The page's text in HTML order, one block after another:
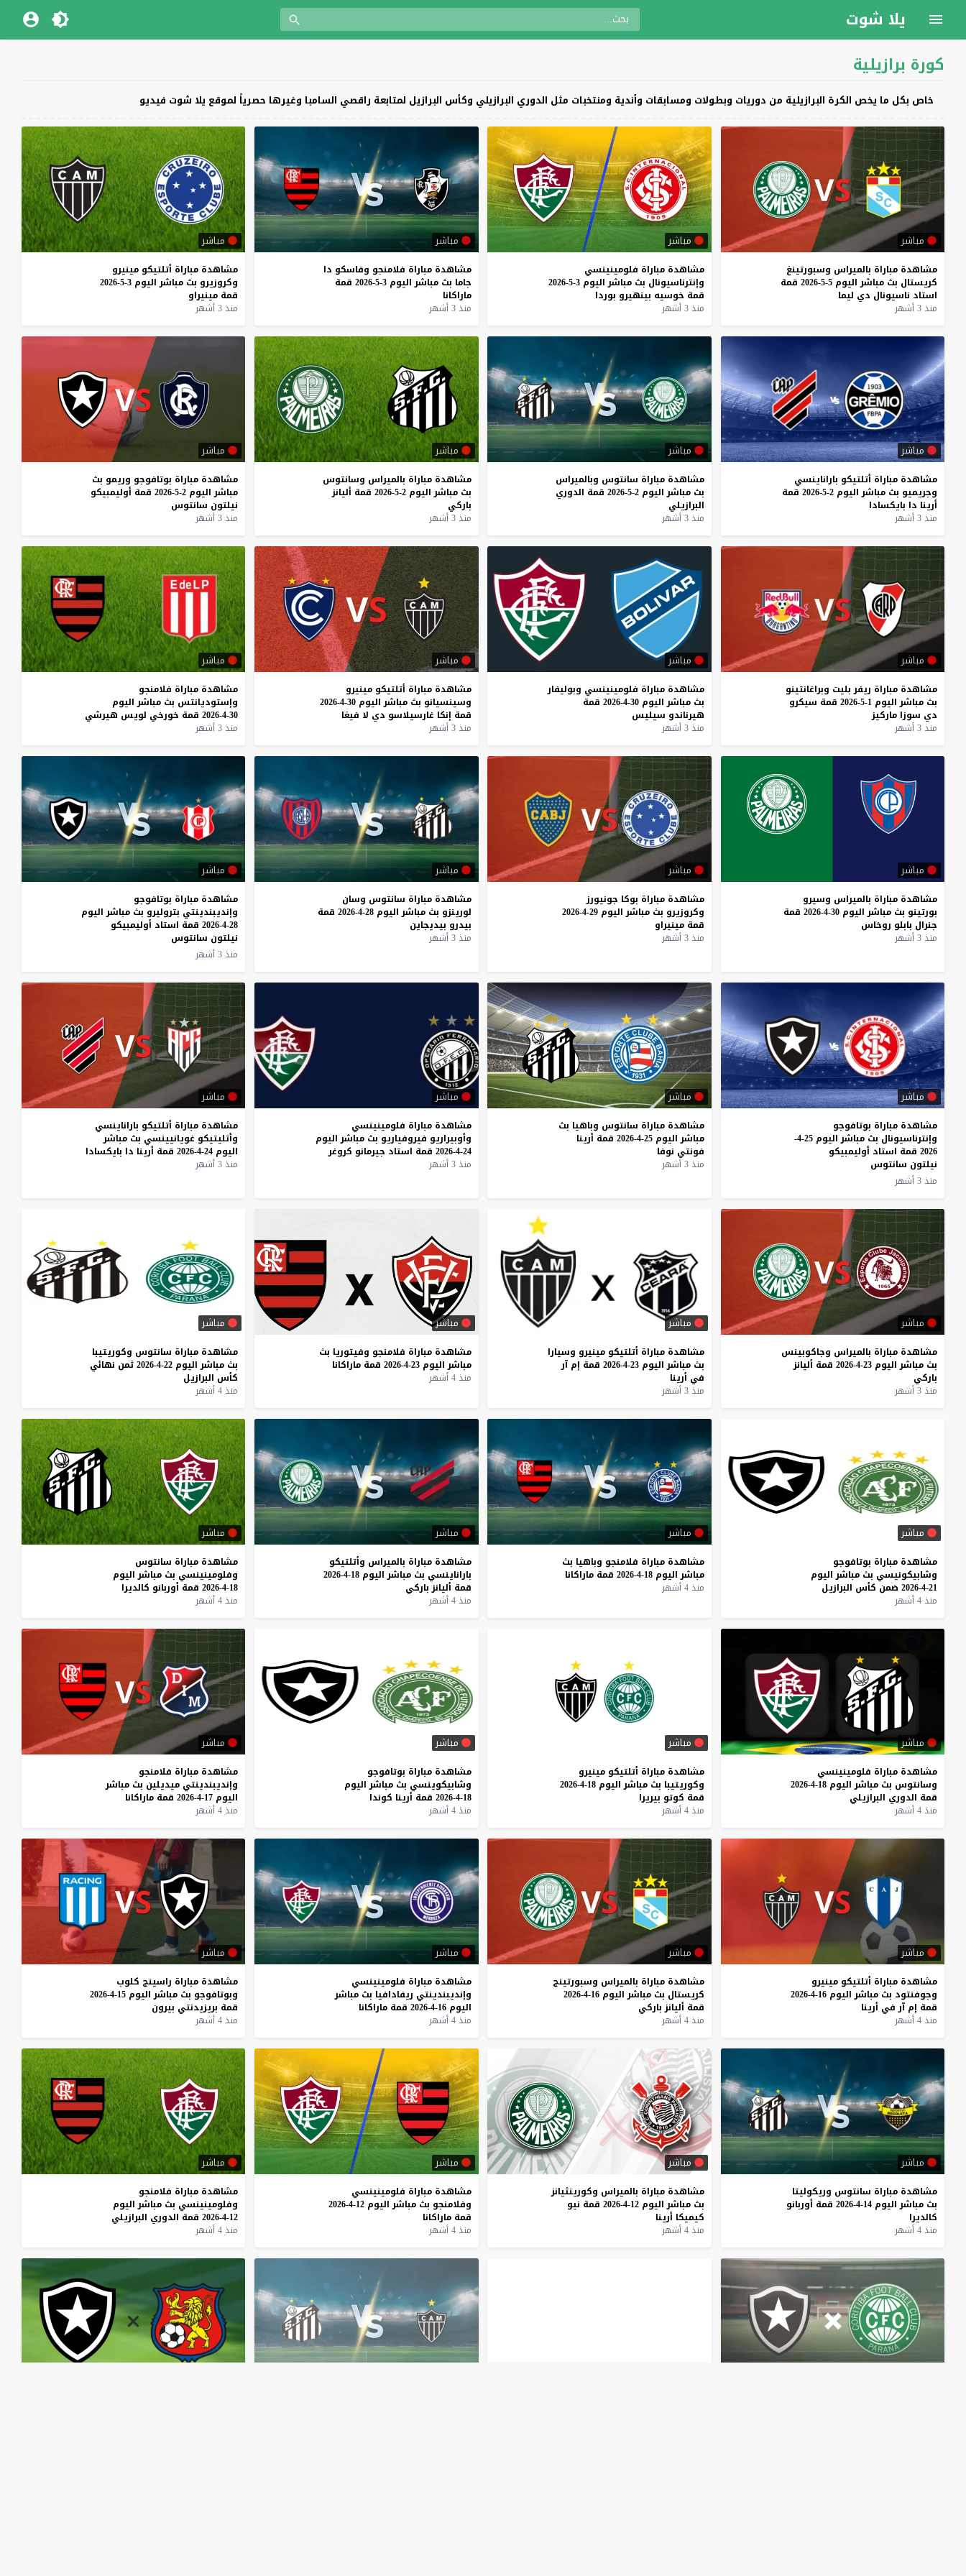
يلا شوت
كورة برازيلية
خاص بكل ما يخص الكرة البرازيلية من دوريات وبطولات ومسابقات وأندية ومنتخبات مثل الدوري البرازيلي وكأس البرازيل لمتابعة راقصي السامبا وغيرها حصرياً لموقع يلا شوت فيديو
مباشر
مشاهدة مباراة بالميراس وسبورتينغ
كريستال بث مباشر اليوم 5-5-2026
قمة
استاد ناسيونال دي ليما
منذ 3 أشهر
مباشر
مشاهدة مباراة فلومينينسي
وإنترناسيونال بث مباشر اليوم 3-5-2026
قمة خوسيه بينهيرو بوردا
منذ 3 أشهر
مباشر
مشاهدة مباراة فلامنجو وفاسكو دا
جاما بث مباشر اليوم 3-5-2026
قمة
ماراكانا
منذ 3 أشهر
مباشر
مشاهدة مباراة أتلتيكو مينيرو
وكروزيرو بث مباشر اليوم 3-5-2026
قمة مينيراو
منذ 3 أشهر
مباشر
مشاهدة مباراة أتلتيكو باراناينسي
وجريميو بث مباشر اليوم 2-5-2026
قمة
أرينا دا بايكسادا
منذ 3 أشهر
مباشر
مشاهدة مباراة سانتوس وبالميراس
بث مباشر اليوم 2-5-2026 قمة الدوري
البرازيلي
منذ 3 أشهر
مباشر
مشاهدة مباراة بالميراس وسانتوس
بث مباشر اليوم 2-5-2026 قمة أليانز
باركي
منذ 3 أشهر
مباشر
مشاهدة مباراة بوتافوجو وريمو بث
مباشر اليوم 2-5-2026 قمة أوليمبيكو
نيلتون سانتوس
منذ 3 أشهر
مباشر
مشاهدة مباراة ريفر بليت وبراغانتينو
بث مباشر اليوم 1-5-2026 قمة سيكرو
دي سوزا ماركيز
منذ 3 أشهر
مباشر
مشاهدة مباراة فلومينينسي وبوليفار
بث مباشر اليوم 30-4-2026
قمة
هيرناندو سيليس
منذ 3 أشهر
مباشر
مشاهدة مباراة أتلتيكو مينيرو
وسينسيانو بث مباشر اليوم 30-4-2026
قمة إنكا غارسيلاسو دي لا فيغا
منذ 3 أشهر
مباشر
مشاهدة مباراة فلامنجو
وإستوديانتس بث مباشر اليوم
30-4-2026
قمة خورخي لويس هيرشي
منذ 3 أشهر
مباشر
مشاهدة مباراة بالميراس وسيرو
بورتينو بث مباشر اليوم 30-4-2026
قمة
جنرال بابلو روخاس
منذ 3 أشهر
مباشر
مشاهدة مباراة بوكا جونيورز
وكروزيرو بث مباشر اليوم 29-4-2026
قمة مينيراو
منذ 3 أشهر
مباشر
مشاهدة مباراة سانتوس وسان
لورينزو بث مباشر اليوم 28-4-2026
قمة
بيدرو بيديجاين
منذ 3 أشهر
مباشر
مشاهدة مباراة بوتافوجو
وإنديبندينتي بتروليرو بث مباشر اليوم
28-4-2026 قمة استاد أوليمبيكو
نيلتون سانتوس
منذ 3 أشهر
مباشر
مشاهدة مباراة بوتافوجو
وإنترناسيونال بث مباشر اليوم 25-4-
2026 قمة استاد أوليمبيكو
نيلتون سانتوس
منذ 3 أشهر
مباشر
مشاهدة مباراة سانتوس وباهيا بث
مباشر اليوم 25-4-2026 قمة أرينا
فونتي نوفا
منذ 3 أشهر
مباشر
مشاهدة مباراة فلومينينسي
وأوبيراريو فيروفياريو بث مباشر اليوم
24-4-2026
قمة استاد جيرمانو كروغر
منذ 3 أشهر
مباشر
مشاهدة مباراة أتلتيكو باراناينسي
وأتليتيكو غويانيينسي بث مباشر
اليوم 24-4-2026 قمة أرينا دا بايكسادا
منذ 3 أشهر
مباشر
مشاهدة مباراة بالميراس وجاكوبينس
بث مباشر اليوم 23-4-2026 قمة أليانز
باركي
منذ 3 أشهر
مباشر
مشاهدة مباراة أتلتيكو مينيرو وسيارا
بث مباشر اليوم 23-4-2026 قمة إم آر
في أرينا
منذ 3 أشهر
مباشر
مشاهدة مباراة فلامنجو وفيتوريا بث
مباشر اليوم 23-4-2026 قمة ماراكانا
منذ 4 أشهر
مباشر
مشاهدة مباراة سانتوس وكوريتيبا
بث مباشر اليوم 22-4-2026 ثمن نهائي
كأس البرازيل
منذ 4 أشهر
مباشر
مشاهدة مباراة بوتافوجو
وشابيكونيسي بث مباشر اليوم
21-4-2026
ضمن كأس البرازيل
منذ 4 أشهر
مباشر
مشاهدة مباراة فلامنجو وباهيا بث
مباشر اليوم 18-4-2026 قمة ماراكانا
منذ 4 أشهر
مباشر
مشاهدة مباراة بالميراس وأتلتيكو
باراناينسي بث مباشر اليوم 18-4-2026
قمة أليانز باركي
منذ 4 أشهر
مباشر
مشاهدة مباراة سانتوس
وفلومينينسي بث مباشر اليوم
18-4-2026
قمة أوربانو كالديرا
منذ 4 أشهر
مباشر
مشاهدة مباراة فلومينينسي
وسانتوس بث مباشر اليوم 18-4-2026
قمة الدوري البرازيلي
منذ 4 أشهر
مباشر
مشاهدة مباراة أتلتيكو مينيرو
وكوريتيبا بث مباشر اليوم 18-4-2026
قمة كوتو بيريرا
منذ 4 أشهر
مباشر
مشاهدة مباراة بوتافوجو
وشابيكوينسي بث مباشر اليوم
18-4-2026
قمة أرينا كوندا
منذ 4 أشهر
مباشر
مشاهدة مباراة فلامنجو
وإنديبندينتي ميديلين بث مباشر
اليوم 17-4-2026 قمة ماراكانا
منذ 4 أشهر
مباشر
مشاهدة مباراة أتلتيكو مينيرو
وجوفنتود بث مباشر اليوم 16-4-2026
قمة إم آر في أرينا
منذ 4 أشهر
مباشر
مشاهدة مباراة بالميراس وسبورتينج
كريستال بث مباشر اليوم 16-4-2026
قمة أليانز باركي
منذ 4 أشهر
مباشر
مشاهدة مباراة فلومينينسي
وإنديبندينتي ريفادافيا بث مباشر
اليوم 16-4-2026 قمة ماراكانا
منذ 4 أشهر
مباشر
مشاهدة مباراة راسينج كلوب
وبوتافوجو بث مباشر اليوم 15-4-2026
قمة بريزيدنتي بيرون
منذ 4 أشهر
مباشر
مشاهدة مباراة سانتوس وريكوليتا
بث مباشر اليوم 14-4-2026 قمة أوربانو
كالديرا
منذ 4 أشهر
مباشر
مشاهدة مباراة بالميراس وكورينثيانز
بث مباشر اليوم 12-4-2026 قمة نيو
كيميكا أرينا
منذ 4 أشهر
مباشر
مشاهدة مباراة فلومينينسي
وفلامنجو بث مباشر اليوم 12-4-2026
قمة ماراكانا
منذ 4 أشهر
مباشر
مشاهدة مباراة فلامنجو
وفلومينينسي بث مباشر اليوم
12-4-2026
قمة الدوري البرازيلي
منذ 4 أشهر